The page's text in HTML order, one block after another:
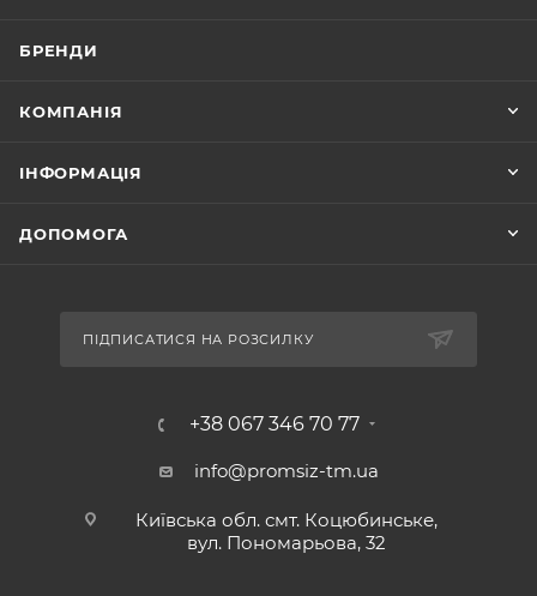
БРЕНДИ
КОМПАНІЯ
ІНФОРМАЦІЯ
ДОПОМОГА
ПІДПИСАТИСЯ НА РОЗСИЛКУ
+38 067 346 70 77
info@promsiz-tm.ua
Київська обл. смт. Коцюбинське,
вул. Пономарьова, 32